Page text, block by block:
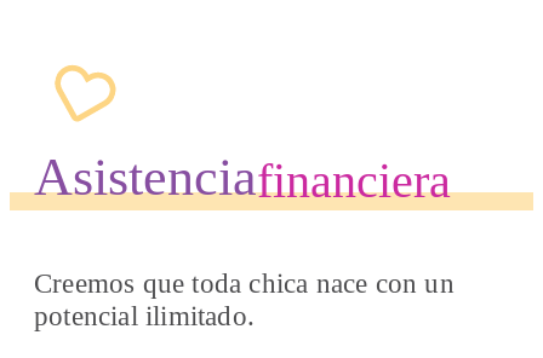
Asistenciafinanciera
Creemos que toda chica nace con un
potencial ilimitado.